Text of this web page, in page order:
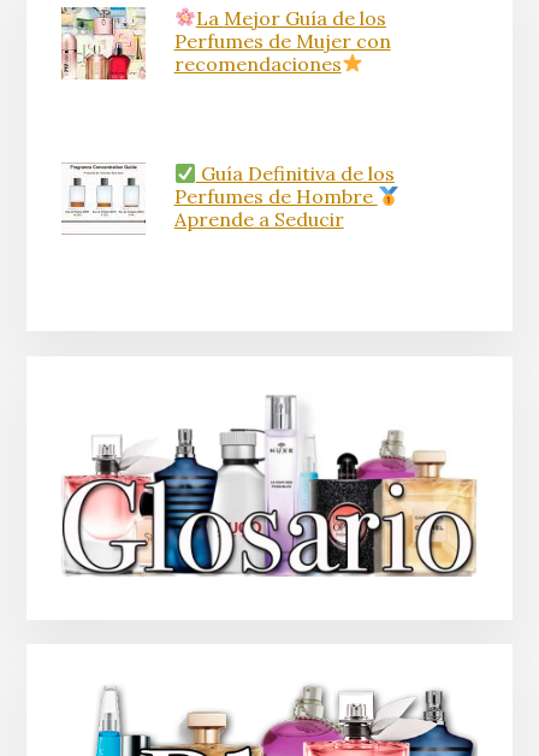
La Mejor Guía de los
Perfumes de Mujer con
recomendaciones
Guía Definitiva de los
Perfumes de Hombre
Aprende a Seducir